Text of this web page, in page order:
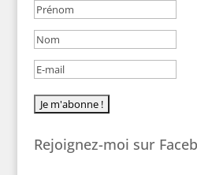
Rejoignez-moi sur